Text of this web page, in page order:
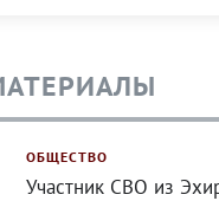
ОБЩЕСТВО
Участник СВО из